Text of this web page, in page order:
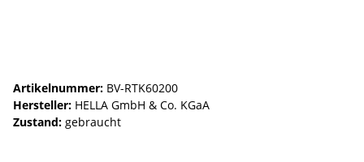
Artikelnummer: BV-RTK60200
Hersteller: HELLA GmbH & Co. KGaA
Zustand: gebraucht